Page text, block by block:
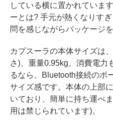
している横に置かれていま
ーとは? 手元が熱くなりす
問を感じながらパッケージを
カプスーラの本体サイズは
さ)、重量0.95kg。消費電力
るなら、Bluetooth接続のポ
サイズ感です。本体の上部
いており、簡単に持ち運べ
用は禁じられています)。